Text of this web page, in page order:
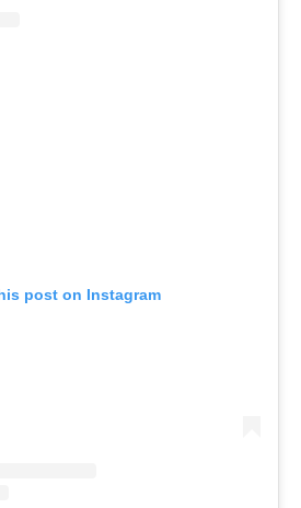
post on Instagram